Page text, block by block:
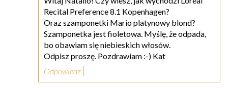
Recital Preference 8.1 Kopenhagen?
Oraz szamponetki Mario platynowy blond?
Szamponetka jest fioletowa. Myślę, że odpada,
bo obawiam się niebieskich włosów.
Odpisz proszę. Pozdrawiam :-) Kat
Odpowiedz